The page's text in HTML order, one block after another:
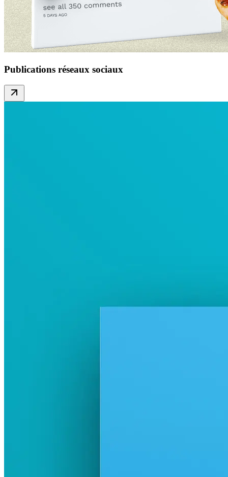
Publications réseaux sociaux